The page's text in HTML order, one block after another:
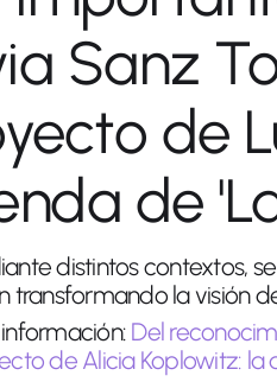
Sanz
de
de
distintos contextos,
transformando la visión
Del
de Alicia Koplowitz: la